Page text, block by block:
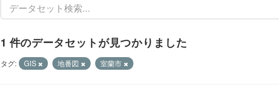
1 件のデータセットが見つかりました
タグ: GIS 地番図 室蘭市